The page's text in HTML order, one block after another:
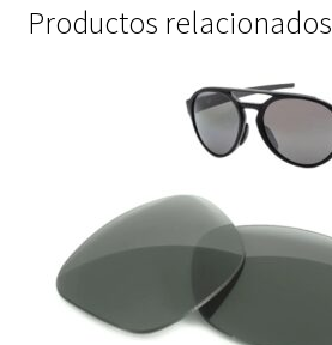
Productos relacionados